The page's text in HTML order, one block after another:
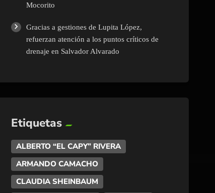
Mocorito
Gracias a gestiones de Lupita López,
refuerzan atención a los puntos críticos de
drenaje en Salvador Alvarado
Etiquetas
ALBERTO “EL CAPY” RIVERA
ARMANDO CAMACHO
CLAUDIA SHEINBAUM